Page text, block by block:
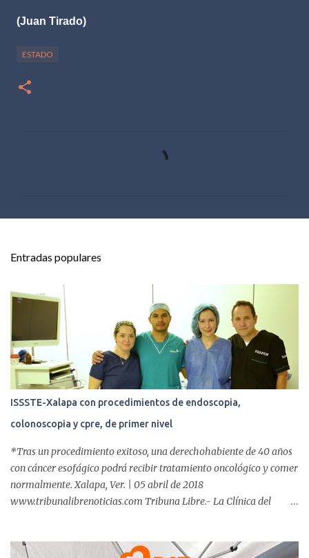
(Juan Tirado)
ESTADO
s
Entradas populares
ISSSTE-Xalapa con procedimientos de endoscopia,
colonoscopia y cpre, de primer nivel
*Tras un procedimiento exitoso, una derechohabiente de 40 años
con cáncer esofágico podrá recibir tratamiento oncológico y comer
normalmente. Xalapa, Ver. | 05 abril de 2018
www.tribunalibrenoticias.com Tribuna Libre.- La Clínica del
incluyen endoscopia, colonoscopia y colangiopancreatografía